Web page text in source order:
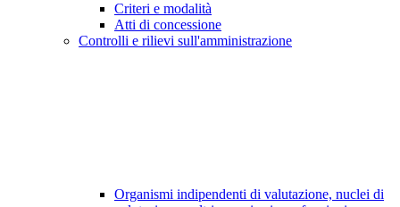
Criteri e modalità
Atti di concessione
Controlli e rilievi sull'amministrazione
Organismi indipendenti di valutazione, nuclei di